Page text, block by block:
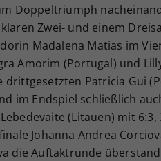
Doppeltriumph
Zwei- und einem
Madalena Matias im
Amorim (Portugal) und
drittgesetzten Patricia Gui
im Endspiel schließlich
(Litauen) mit
Johanna Andrea
die Auftaktrunde